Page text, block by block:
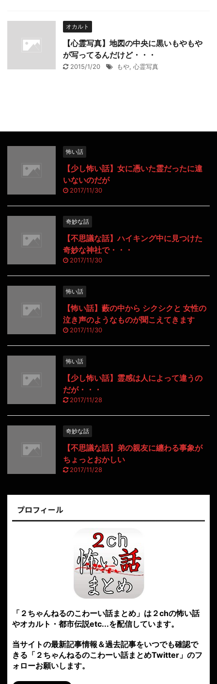
オカルト
【心霊写真】地図の中央に黒いもやもや
が写ってるんだけど・・・
2015/1/20 もや, 心霊写真
怖い話
【少し怖い話】女に憑いた霊だったに違
いないのだが
2017/11/30
奇妙な話
【不思議な話】ハイキング中に見つけた
奇妙な神社で・・・
2017/11/30
怖い話
【怖い話】藪の中から シクシクと 女性の
泣き声のようなものが聞こえてきます
2017/11/30
怖い話
【少し怖い話】霊感は人によって違うの
だが・・・
2017/11/28
奇妙な話
【不思議な話】弟の親友に纏わる事象が
ちょっとおかしい
2017/11/28
プロフィール
「２ちゃんねるのこわーい話まとめ」は２chの怖い話
やオカルト・都市伝説etc...を配信しています。
当サイトの最新記事情報＆過去記事をいつでも確認で
きる「２ちゃんねるのこわーい話まとめTwitter」のフ
ォローお願いします。